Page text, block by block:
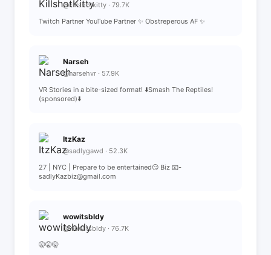
@killshotkitty · 79.7K
Twitch Partner YouTube Partner ✨ Obstreperous AF ✨
Narseh
@narsehvr · 57.9K
VR Stories in a bite-sized format! ⬇️Smash The Reptiles!
(sponsored)⬇️
ItzKaz
@sadlygawd · 52.3K
27 | NYC | Prepare to be entertained😏 Biz 📧-
sadlyKazbiz@gmail.com
wowitsbldy
@wowitsbldy · 76.7K
🤫🤫🤫